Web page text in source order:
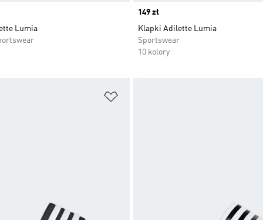
Lumia
Price
149 zł
Klapki Adilette Lumia
Sportswear
10 kolory